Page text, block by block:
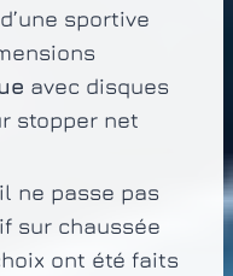
sportive
avec disques
stopper net
ne passe pas
sur chaussée
ont été faits